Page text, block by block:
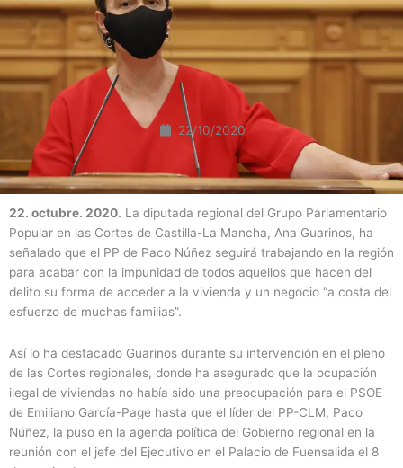
22/10/2020
22. octubre. 2020. La diputada regional del Grupo Parlamentario
Popular en las Cortes de Castilla-La Mancha, Ana Guarinos, ha
señalado que el PP de Paco Núñez seguirá trabajando en la región
para acabar con la impunidad de todos aquellos que hacen del
delito su forma de acceder a la vivienda y un negocio “a costa del
esfuerzo de muchas familias”.
Así lo ha destacado Guarinos durante su intervención en el pleno
de las Cortes regionales, donde ha asegurado que la ocupación
ilegal de viviendas no había sido una preocupación para el PSOE
de Emiliano García-Page hasta que el líder del PP-CLM, Paco
Núñez, la puso en la agenda política del Gobierno regional en la
reunión con el jefe del Ejecutivo en el Palacio de Fuensalida el 8